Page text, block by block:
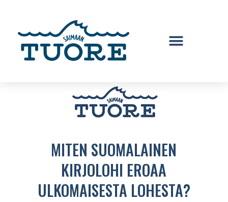
MITEN SUOMALAINEN
KIRJOLOHI EROAA
ULKOMAISESTA LOHESTA?